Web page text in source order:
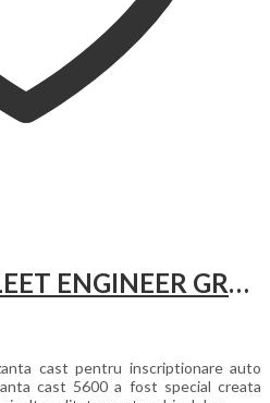
ORALITE 5600 FLEET ENGINEER GRADE
cast pentru inscriptionare auto
cast 5600 a fost special creata